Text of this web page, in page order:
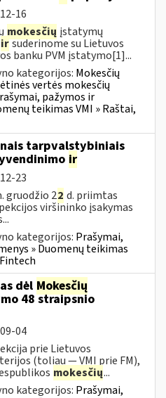
16
mokesčių įstatymų
irsuderinome su Lietuvos
banku PVM įstatymo[1]...
kategorijos: Mokesčių
vertės mokesčių
pažymos ir
teikimas VMI » Raštai,
tarpvalstybiniais
ir
23
gruodžio 22 d. priimtas
viršininko įsakymas
kategorijos: Prašymai,
» Duomenų teikimas
dėl Mokesčių
48 straipsnio
04
prie Lietuvos
(toliau — VMI prie FM),
mokesčių...
kategorijos: Prašymai,